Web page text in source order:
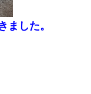
した。